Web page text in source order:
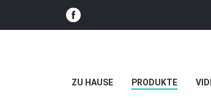
ZU HAUSE PRODUKTE